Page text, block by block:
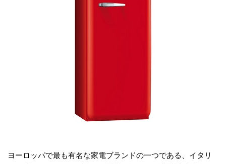
ヨーロッパで最も有名な家電ブランドの一つである、イタリ